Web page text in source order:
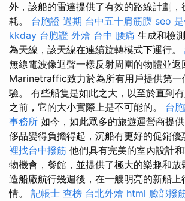
外，該船的雷達提供了有效的路線計劃，
耗。 台胞證 過期 台中五十肩筋膜 seo
kkday 台胞證 外燴 台中 腰痛 生成和檢
為天線，該天線在連續旋轉模式下運行。
無線電波像迴聲一樣反射周圍的物體並返
Marinetraffic致力於為所有用戶提供第一
驗。 有些船隻是如此之大，以至於直到
之前，它的大小實際上是不可能的。 台
事務所 如今，如此眾多的旅遊運營商提
侈品變得負擔得起，沉船有更好的促銷優
裡找台中撥筋 他們具有完美的室內設計
物機會，餐館，並提供了極大的樂趣和放
造船廠航行幾週後，在一艘明亮的新船
情。 記帳士 查榜 台北外燴 html 臉部撥